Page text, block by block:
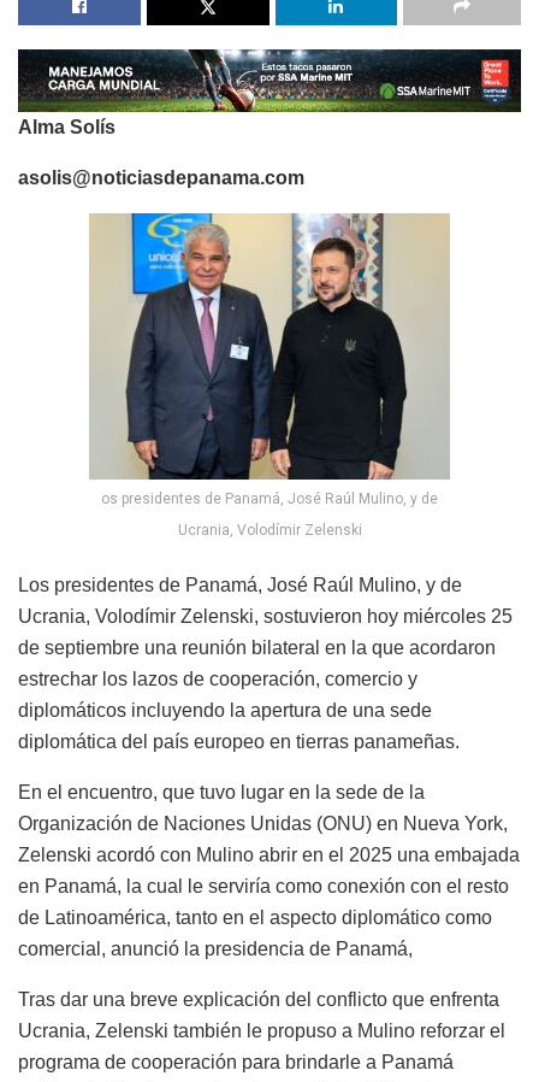
Alma Solís
asolis@noticiasdepanama.com
os presidentes de Panamá, José Raúl Mulino, y de
Ucrania, Volodímir Zelenski
Los presidentes de Panamá, José Raúl Mulino, y de
Ucrania, Volodímir Zelenski, sostuvieron hoy miércoles 25
de septiembre una reunión bilateral en la que acordaron
estrechar los lazos de cooperación, comercio y
diplomáticos incluyendo la apertura de una sede
diplomática del país europeo en tierras panameñas.
En el encuentro, que tuvo lugar en la sede de la
Organización de Naciones Unidas (ONU) en Nueva York,
Zelenski acordó con Mulino abrir en el 2025 una embajada
en Panamá, la cual le serviría como conexión con el resto
de Latinoamérica, tanto en el aspecto diplomático como
comercial, anunció la presidencia de Panamá,
Tras dar una breve explicación del conflicto que enfrenta
Ucrania, Zelenski también le propuso a Mulino reforzar el
programa de cooperación para brindarle a Panamá